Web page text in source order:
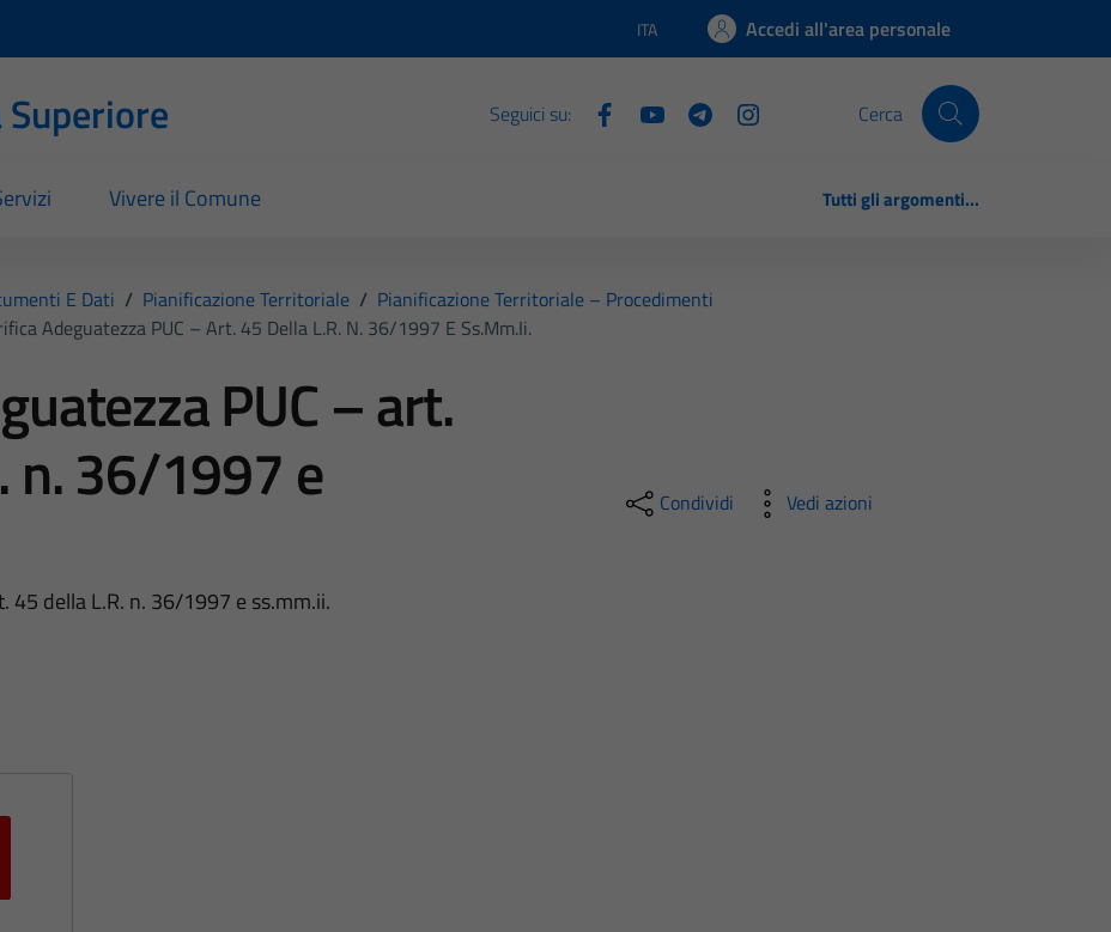
Lingua attiva:
ITA Accedi all'area personale
Seguici su: Cerca
Vivere il Comune Tutti gli argomenti...
E Dati / Pianificazione Territoriale / Pianificazione Territoriale – Procedimenti
Adeguatezza PUC – Art. 45 Della L.R. N. 36/1997 E Ss.mm.ii.
PUC – art.
n. 36/1997 e
45 della L.R. n. 36/1997 e ss.mm.ii.
Condividi Vedi azioni